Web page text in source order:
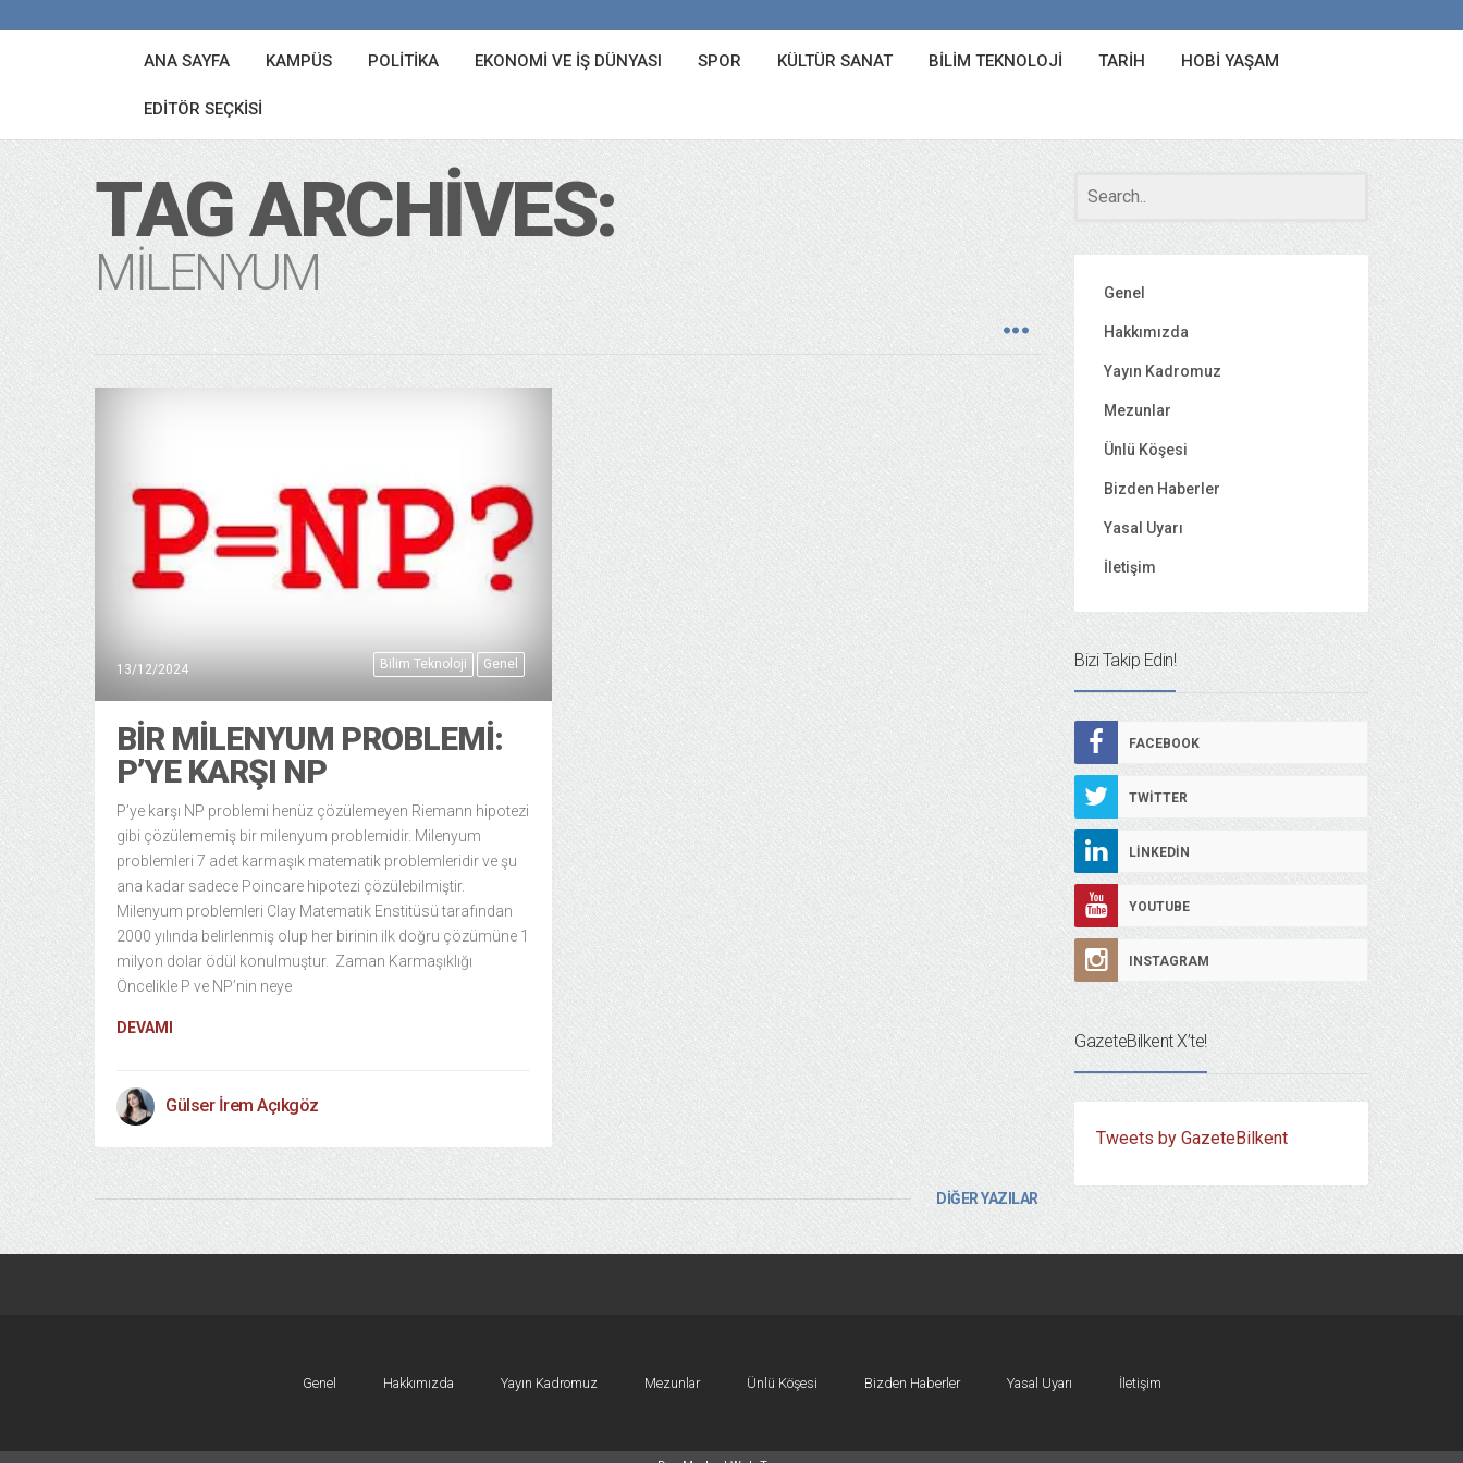
ANA SAYFA KAMPÜS POLITIKA EKONOMI VE İŞ DÜNYASI SPOR KÜLTÜR SANAT BILIM TEKNOLOJI TARIH HOBI YAŞAM
EDITÖR SEÇKISI
TAG ARCHIVES:
MILENYUM
Bilim Teknoloji Genel
13/12/2024
BIR MILENYUM PROBLEMI:
P’YE KARŞI NP
P’ye karşı NP problemi henüz çözülemeyen Riemann hipotezi
gibi çözülememiş bir milenyum problemidir. Milenyum
problemleri 7 adet karmaşık matematik problemleridir ve şu
ana kadar sadece Poincare hipotezi çözülebilmiştir.
Milenyum problemleri Clay Matematik Enstitüsü tarafından
2000 yılında belirlenmiş olup her birinin ilk doğru çözümüne 1
milyon dolar ödül konulmuştur. Zaman Karmaşıklığı
Öncelikle P ve NP’nin neye
DEVAMI
Gülser İrem Açıkgöz
DİĞER YAZILAR
Genel
Hakkımızda
Yayın Kadromuz
Mezunlar
Ünlü Köşesi
Bizden Haberler
Yasal Uyarı
İletişim
Bizi Takip Edin!
FACEBOOK
TWITTER
LINKEDIN
YOUTUBE
INSTAGRAM
GazeteBilkent X’te!
Tweets by GazeteBilkent
Genel Hakkımızda Yayın Kadromuz Mezunlar Ünlü Köşesi Bizden Haberler Yasal Uyarı İletişim